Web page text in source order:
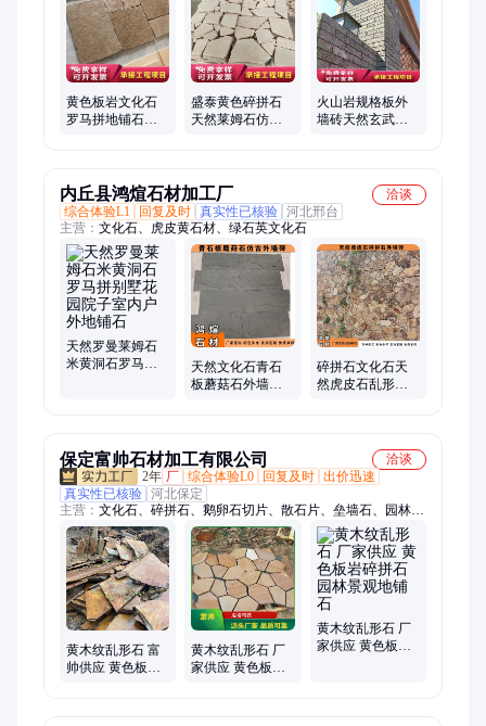
黄色板岩文化石
罗马拼地铺石别
盛泰黄色碎拼石
天然莱姆石仿古
火山岩规格板外
墙砖天然玄武岩
内丘县鸿煊石材加工厂
洽谈
综合体验L1
回复及时 真实性已核验 河北邢台
主营： 文化石、虎皮黄石材、绿石英文化石
天然罗曼莱姆石
米黄洞石罗马拼
天然文化石青石
板蘑菇石外墙砖
碎拼石文化石天
然虎皮石乱形石
保定富帅石材加工有限公司
洽谈
2年 厂 综合体验L0 回复及时 出价迅速
真实性已核验 河北保定
主营： 文化石、碎拼石、鹅卵石切片、散石片、垒墙石、园林景
观石
黄木纹乱形石 富
帅供应 黄色板岩
黄木纹乱形石 厂
家供应 黄色板岩
黄木纹乱形石 厂
家供应 黄色板岩